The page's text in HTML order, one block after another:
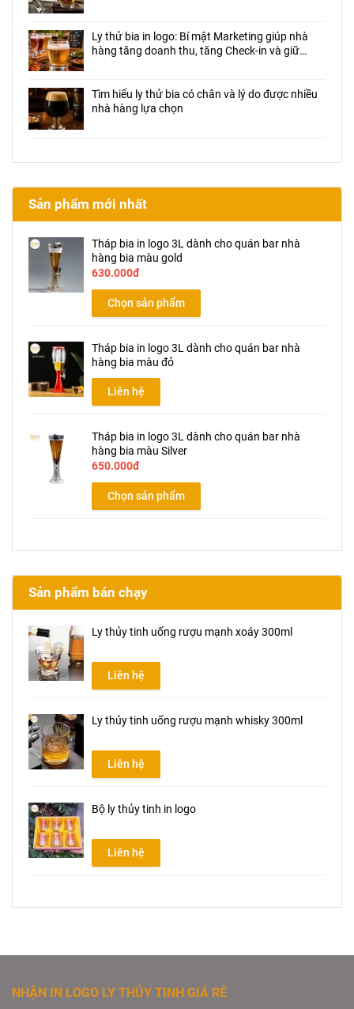
NHẬN IN LOGO LY THỦY TINH GIÁ RẺ
Ly thử bia in logo: Bí mật Marketing giúp nhà
hàng tăng doanh thu, tăng Check-in và giữ
Tìm hiểu ly thử bia có chân và lý do được nhiều
nhà hàng lựa chọn
Sản phẩm mới nhất
Tháp bia in logo 3L dành cho quán bar nhà
hàng bia màu gold
630.000đ
Chọn sản phẩm
Tháp bia in logo 3L dành cho quán bar nhà
hàng bia màu đỏ
Liên hệ
Tháp bia in logo 3L dành cho quán bar nhà
hàng bia màu Silver
650.000đ
Chọn sản phẩm
Sản phẩm bán chạy
Ly thủy tinh uống rượu mạnh xoáy 300ml
Liên hệ
Ly thủy tinh uống rượu mạnh whisky 300ml
Liên hệ
Bộ ly thủy tinh in logo
Liên hệ